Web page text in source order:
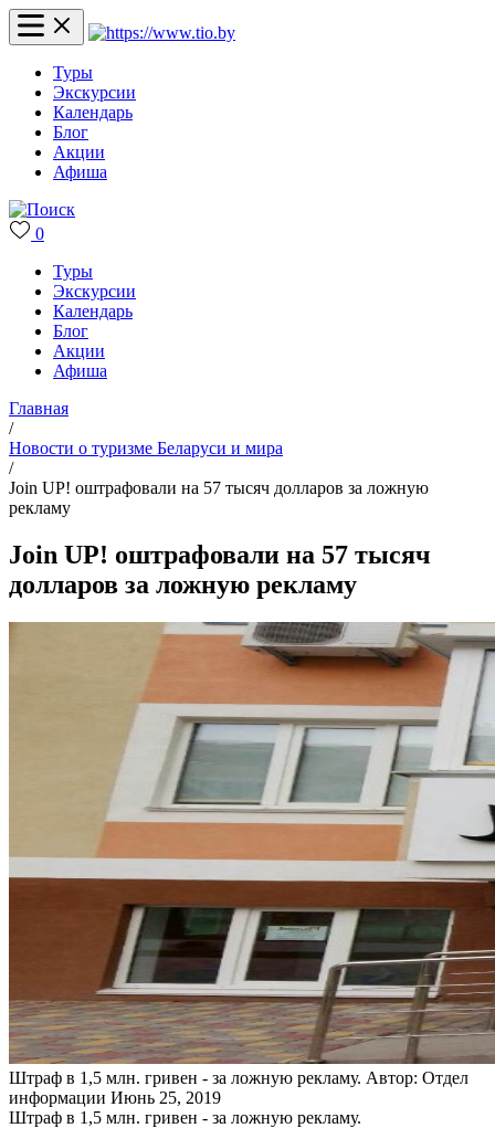
Туры
Экскурсии
Календарь
Блог
Акции
Афиша
0
Туры
Экскурсии
Календарь
Блог
Акции
Афиша
Главная
/
Новости о туризме Беларуси и мира
/
Join UP! оштрафовали на 57 тысяч долларов за ложную
рекламу
Join UP! оштрафовали на 57 тысяч
долларов за ложную рекламу
Штраф в 1,5 млн. гривен - за ложную рекламу. Автор: Отдел
информации Июнь 25, 2019
Штраф в 1,5 млн. гривен - за ложную рекламу.